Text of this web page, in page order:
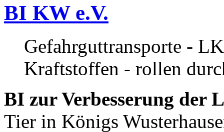
BI KW e.V.
Gefahrguttransporte -
Kraftstoffen - rollen
BI zur Verbesserung der
Tier in Königs